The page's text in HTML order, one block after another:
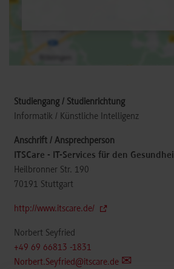
Informatik / Künstliche Intelligenz
ITSCare - IT-Services für den
Heilbronner Str. 190
70191 Stuttgart
http://www.itscare.de/
Norbert Seyfried
+49 69 66813 -1831
Norbert.Seyfried@itscare.de